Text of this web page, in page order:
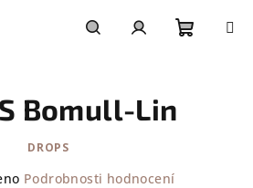
Bomull-Lin
DROPS
Podrobnosti hodnocení